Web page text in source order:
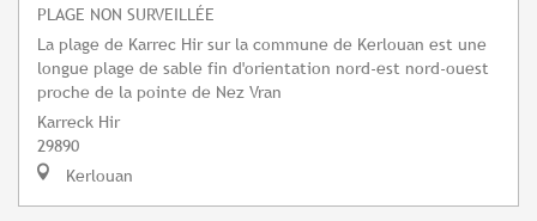
PLAGE NON SURVEILLÉE
La plage de Karrec Hir sur la commune de Kerlouan est une
longue plage de sable fin d'orientation nord-est nord-ouest
proche de la pointe de Nez Vran
Karreck Hir
29890
Kerlouan